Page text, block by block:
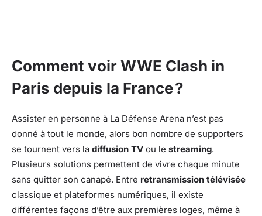
Comment voir WWE Clash in
Paris depuis la France ?
Assister en personne à La Défense Arena n’est pas
donné à tout le monde, alors bon nombre de supporters
se tournent vers la diffusion TV ou le streaming.
Plusieurs solutions permettent de vivre chaque minute
sans quitter son canapé. Entre retransmission télévisée
classique et plateformes numériques, il existe
différentes façons d’être aux premières loges, même à